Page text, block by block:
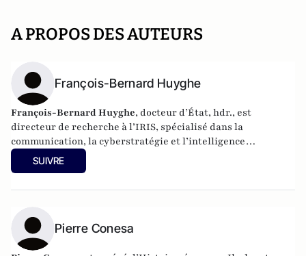
A PROPOS DES AUTEURS
François-Bernard Huyghe
François-Bernard Huyghe, docteur d’État, hdr., est
directeur de recherche à l’IRIS, spécialisé dans la
communication, la cyberstratégie et l’intelligence
économique, derniers livres : « L’art de la guerre
idéologique » (le Cerf 2021) et « Fake news Manip, infox et
SUIVRE
Pierre Conesa